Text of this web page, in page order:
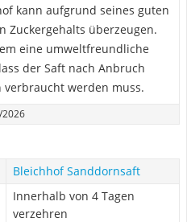
kann aufgrund seines guten
Zuckergehalts überzeugen.
eine umweltfreundliche
der Saft nach Anbruch
werden muss.
Bleichhof Sanddornsaft
Innerhalb von 4 Tagen
verzehren